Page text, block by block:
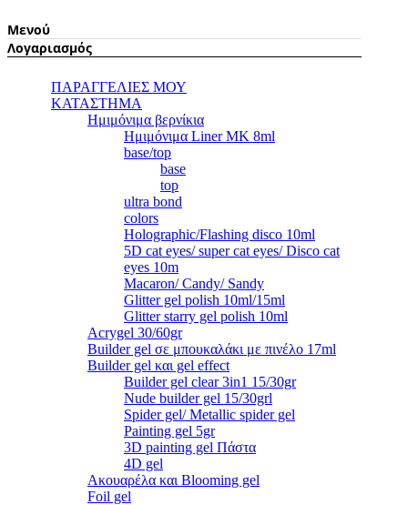
Μενού
Λογαριασμός
ΠΑΡΑΓΓΕΛΙΕΣ ΜΟΥ
ΚΑΤΑΣΤΗΜΑ
Ημιμόνιμα βερνίκια
Ημιμόνιμα Liner ΜΚ 8ml
base/top
base
top
ultra bond
colors
Holographic/Flashing disco 10ml
5D cat eyes/ super cat eyes/ Disco cat
eyes 10m
Macaron/ Candy/ Sandy
Glitter gel polish 10ml/15ml
Glitter starry gel polish 10ml
Acrygel 30/60gr
Builder gel σε μπουκαλάκι με πινέλο 17ml
Builder gel και gel effect
Builder gel clear 3in1 15/30gr
Nude builder gel 15/30grl
Spider gel/ Metallic spider gel
Painting gel 5gr
3D painting gel Πάστα
4D gel
Ακουαρέλα και Blooming gel
Foil gel